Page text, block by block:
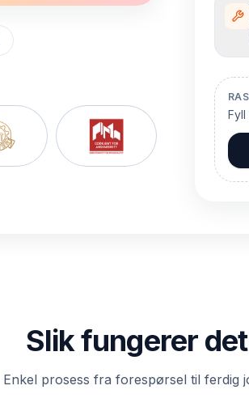
Slik fungerer det
Enkel prosess fra forespørsel til ferdig